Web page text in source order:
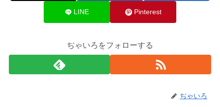
LINE Pinterest
ぢゃいろをフォローする
ぢゃいろ